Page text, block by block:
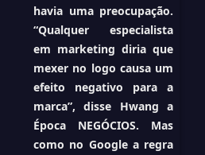
havia uma preocupação.
“Qualquer especialista
em marketing diria que
mexer no logo causa um
efeito negativo para a
marca”, disse Hwang a
Época NEGÓCIOS. Mas
como no Google a regra